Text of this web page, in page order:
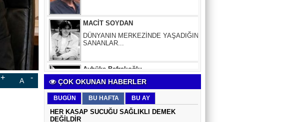
A
Aybüke Bafralıoğlu
FORO KÜLTÜRÜNÜN TRİBÜN
TURİZM VE EĞİTİM
ÇOK OKUNAN HABERLER
BUGÜN BU HAFTA BU AY
HER KASAP SUCUĞU SAĞLIKLI DEMEK
DEĞİLDİR